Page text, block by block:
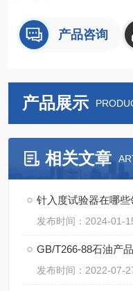
产品咨询
产品展示
相关文章
针入度试验器在哪些
发布时间：2024-01-
GB/T266-88石油产
发布时间：2022-07-